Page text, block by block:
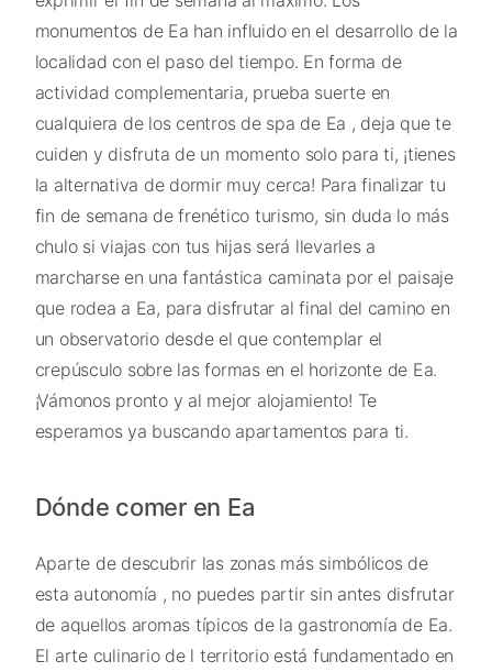
monumentos de Ea han influido en el desarrollo de la
localidad con el paso del tiempo. En forma de
actividad complementaria, prueba suerte en
cualquiera de los centros de spa de Ea , deja que te
cuiden y disfruta de un momento solo para ti, ¡tienes
la alternativa de dormir muy cerca! Para finalizar tu
fin de semana de frenético turismo, sin duda lo más
chulo si viajas con tus hijas será llevarles a
marcharse en una fantástica caminata por el paisaje
que rodea a Ea, para disfrutar al final del camino en
un observatorio desde el que contemplar el
crepúsculo sobre las formas en el horizonte de Ea.
¡Vámonos pronto y al mejor alojamiento! Te
esperamos ya buscando apartamentos para ti.
Dónde comer en Ea
Aparte de descubrir las zonas más simbólicos de
esta autonomía , no puedes partir sin antes disfrutar
de aquellos aromas típicos de la gastronomía de Ea.
El arte culinario de l territorio está fundamentado en